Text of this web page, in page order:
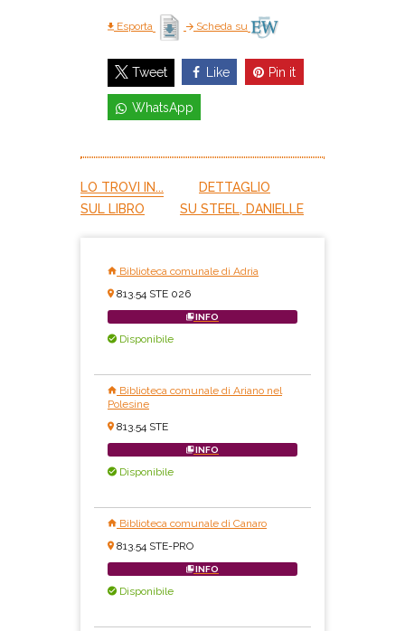
Esporta Scheda su
Tweet Like Pin it
WhatsApp
LO TROVI IN...
DETTAGLIO
SUL LIBRO
SU STEEL, DANIELLE
Biblioteca comunale di Adria
813.54 STE 026
INFO
Disponibile
Biblioteca comunale di Ariano nel
Polesine
813.54 STE
INFO
Disponibile
Biblioteca comunale di Canaro
813.54 STE-PRO
INFO
Disponibile